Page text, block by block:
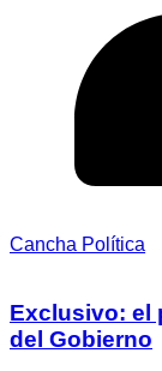
Cancha Política
Exclusivo: el
del Gobierno